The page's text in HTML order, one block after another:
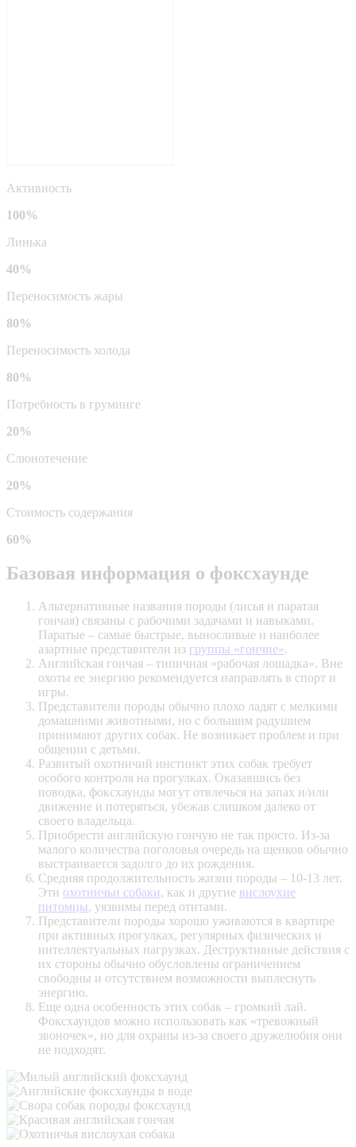
Активность
100%
Линька
40%
Переносимость жары
80%
Переносимость холода
80%
Потребность в груминге
20%
Слюнотечение
20%
Стоимость содержания
60%
Базовая информация о фоксхаунде
Альтернативные названия породы (лисья и паратая
гончая) связаны с рабочими задачами и навыками.
Паратые – самые быстрые, выносливые и наиболее
азартные представители из группы «гончие».
Английская гончая – типичная «рабочая лошадка». Вне
охоты ее энергию рекомендуется направлять в спорт и
игры.
Представители породы обычно плохо ладят с мелкими
домашними животными, но с большим радушием
принимают других собак. Не возникает проблем и при
общении с детьми.
Развитый охотничий инстинкт этих собак требует
особого контроля на прогулках. Оказавшись без
поводка, фоксхаунды могут отвлечься на запах и/или
движение и потеряться, убежав слишком далеко от
своего владельца.
Приобрести английскую гончую не так просто. Из-за
малого количества поголовья очередь на щенков обычно
выстраивается задолго до их рождения.
Средняя продолжительность жизни породы – 10-13 лет.
Эти охотничьи собаки, как и другие вислоухие
питомцы, уязвимы перед отитами.
Представители породы хорошо уживаются в квартире
при активных прогулках, регулярных физических и
интеллектуальных нагрузках. Деструктивные действия с
их стороны обычно обусловлены ограничением
свободны и отсутствием возможности выплеснуть
энергию.
Еще одна особенность этих собак – громкий лай.
Фоксхаундов можно использовать как «тревожный
звоночек», но для охраны из-за своего дружелюбия они
не подходят.